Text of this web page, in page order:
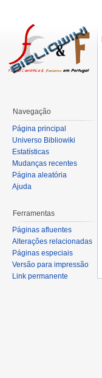
Navegação
Página principal
Universo Bibliowiki
Estatísticas
Mudanças recentes
Página aleatória
Ajuda
Ferramentas
Páginas afluentes
Alterações relacionadas
Páginas especiais
Versão para impressão
Link permanente